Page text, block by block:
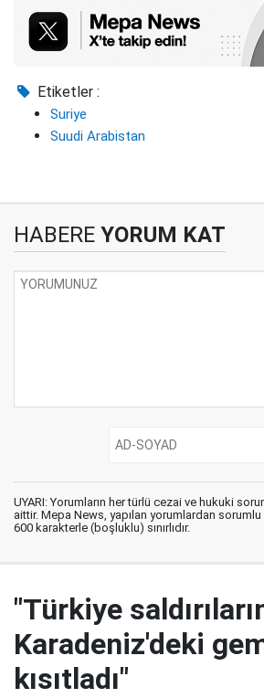
Etiketler :
Suriye
Suudi Arabistan
HABERE YORUM KAT
UYARI: Yorumların her türlü cezai ve hukuki
aittir. Mepa News, yapılan yorumlardan
600 karakterle (boşluklu) sınırlıdır.
"Türkiye
Karadeniz'deki
kısıtladı"